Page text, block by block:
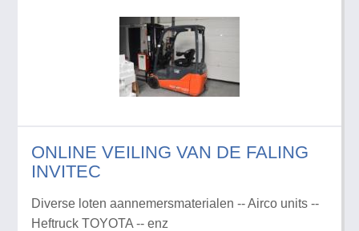
ONLINE VEILING VAN DE FALING
INVITEC
Diverse loten aannemersmaterialen -- Airco units --
Heftruck TOYOTA -- enz